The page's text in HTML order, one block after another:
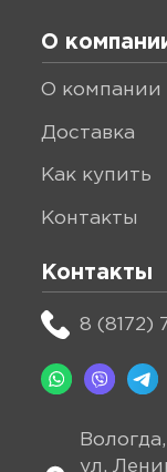
О
о компании
доставка
как купить
контакты
Контакты
8 (8172)
Вологда,
ул.